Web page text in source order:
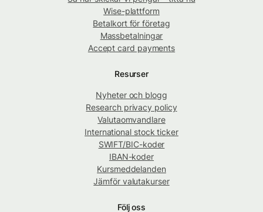
Wise-plattform
Betalkort för företag
Massbetalningar
Accept card payments
Resurser
Nyheter och blogg
Research privacy policy
Valutaomvandlare
International stock ticker
SWIFT/BIC-koder
IBAN-koder
Kursmeddelanden
Jämför valutakurser
Följ oss